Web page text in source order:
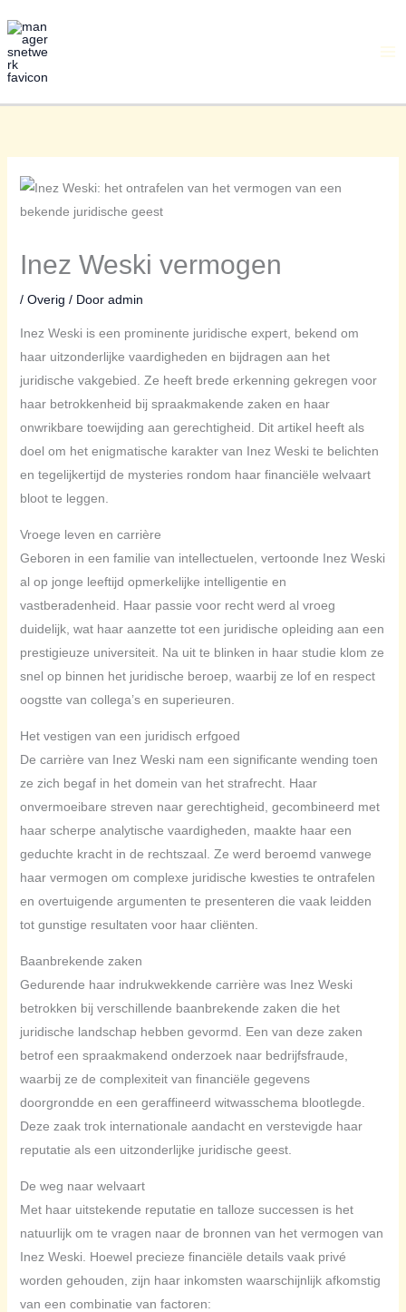
naar
de
inhoud
Inez Weski vermogen
/ Overig / Door admin
Inez Weski is een prominente juridische expert, bekend om
haar uitzonderlijke vaardigheden en bijdragen aan het
juridische vakgebied. Ze heeft brede erkenning gekregen voor
haar betrokkenheid bij spraakmakende zaken en haar
onwrikbare toewijding aan gerechtigheid. Dit artikel heeft als
doel om het enigmatische karakter van Inez Weski te belichten
en tegelijkertijd de mysteries rondom haar financiële welvaart
bloot te leggen.
Vroege leven en carrière
Geboren in een familie van intellectuelen, vertoonde Inez Weski
al op jonge leeftijd opmerkelijke intelligentie en
vastberadenheid. Haar passie voor recht werd al vroeg
duidelijk, wat haar aanzette tot een juridische opleiding aan een
prestigieuze universiteit. Na uit te blinken in haar studie klom ze
snel op binnen het juridische beroep, waarbij ze lof en respect
oogstte van collega’s en superieuren.
Het vestigen van een juridisch erfgoed
De carrière van Inez Weski nam een significante wending toen
ze zich begaf in het domein van het strafrecht. Haar
onvermoeibare streven naar gerechtigheid, gecombineerd met
haar scherpe analytische vaardigheden, maakte haar een
geduchte kracht in de rechtszaal. Ze werd beroemd vanwege
haar vermogen om complexe juridische kwesties te ontrafelen
en overtuigende argumenten te presenteren die vaak leidden
tot gunstige resultaten voor haar cliënten.
Baanbrekende zaken
Gedurende haar indrukwekkende carrière was Inez Weski
betrokken bij verschillende baanbrekende zaken die het
juridische landschap hebben gevormd. Een van deze zaken
betrof een spraakmakend onderzoek naar bedrijfsfraude,
waarbij ze de complexiteit van financiële gegevens
doorgrondde en een geraffineerd witwasschema blootlegde.
Deze zaak trok internationale aandacht en verstevigde haar
reputatie als een uitzonderlijke juridische geest.
De weg naar welvaart
Met haar uitstekende reputatie en talloze successen is het
natuurlijk om te vragen naar de bronnen van het vermogen van
Inez Weski. Hoewel precieze financiële details vaak privé
worden gehouden, zijn haar inkomsten waarschijnlijk afkomstig
van een combinatie van factoren: